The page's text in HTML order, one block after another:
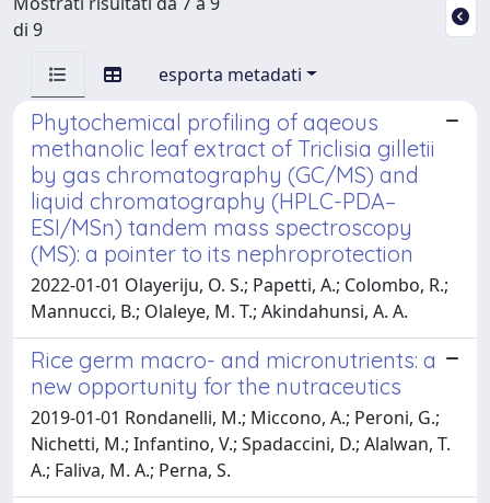
di 9
esporta metadati
Phytochemical profiling of aqeous
methanolic leaf extract of Triclisia gilletii
by gas chromatography (GC/MS) and
liquid chromatography (HPLC-PDA–
ESI/MSn) tandem mass spectroscopy
(MS): a pointer to its nephroprotection
2022-01-01 Olayeriju, O. S.; Papetti, A.; Colombo, R.;
Mannucci, B.; Olaleye, M. T.; Akindahunsi, A. A.
Rice germ macro- and micronutrients: a
new opportunity for the nutraceutics
2019-01-01 Rondanelli, M.; Miccono, A.; Peroni, G.;
Nichetti, M.; Infantino, V.; Spadaccini, D.; Alalwan, T.
A.; Faliva, M. A.; Perna, S.